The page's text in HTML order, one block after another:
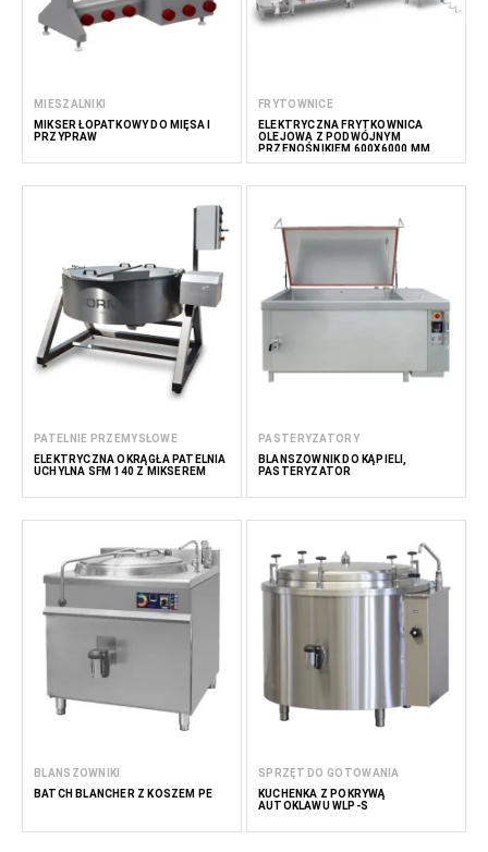
MIESZALNIKI
MIKSER ŁOPATKOWY DO MIĘSA I
PRZYPRAW
FRYTOWNICE
ELEKTRYCZNA FRYTKOWNICA
OLEJOWA Z PODWÓJNYM
PRZENOŚNIKIEM 600X6000 MM
PATELNIE PRZEMYSŁOWE
ELEKTRYCZNA OKRĄGŁA PATELNIA
UCHYLNA SFM 140 Z MIKSEREM
PASTERYZATORY
BLANSZOWNIK DO KĄPIELI,
PASTERYZATOR
BLANSZOWNIKI
BATCH BLANCHER Z KOSZEM PE
SPRZĘT DO GOTOWANIA
KUCHENKA Z POKRYWĄ
AUTOKLAWU WLP-S